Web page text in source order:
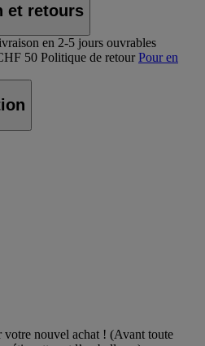
et retours
en 2-5 jours ouvrables
50 Politique de retour Pour en
votre nouvel achat ! (Avant toute